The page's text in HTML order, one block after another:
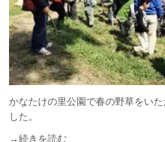
かなたけの里公園で春の野草をい
した。
→続きを読む